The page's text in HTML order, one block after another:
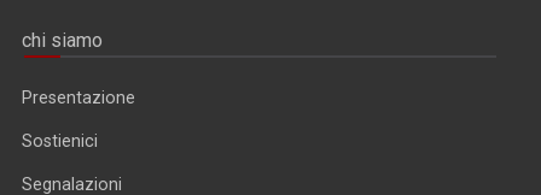
chi siamo
Presentazione
Sostienici
Segnalazioni